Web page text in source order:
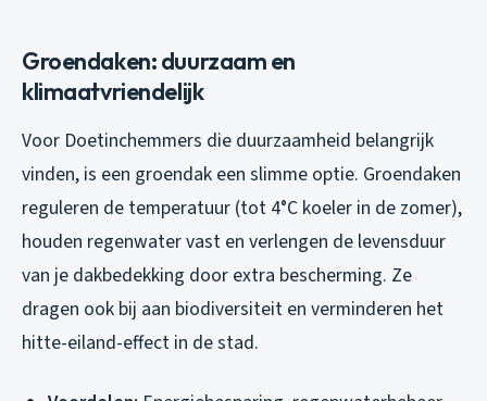
Groendaken: duurzaam en
klimaatvriendelijk
Voor Doetinchemmers die duurzaamheid belangrijk
vinden, is een groendak een slimme optie. Groendaken
reguleren de temperatuur (tot 4°C koeler in de zomer),
houden regenwater vast en verlengen de levensduur
van je dakbedekking door extra bescherming. Ze
dragen ook bij aan biodiversiteit en verminderen het
hitte-eiland-effect in de stad.